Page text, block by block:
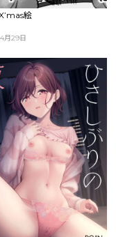
絵
月29日